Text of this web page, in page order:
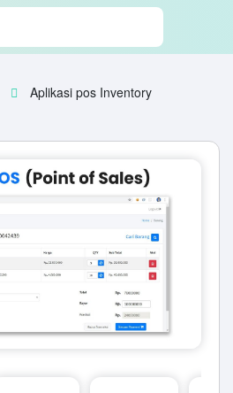
Aplikasi pos Inventory